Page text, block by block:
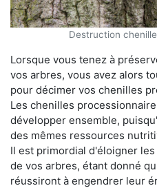
Destruction
Lorsque vous tenez à
vos arbres, vous avez alors
pour décimer vos chenilles
Les chenilles
développer ensemble,
des mêmes ressources
Il est primordial d'éloigner
de vos arbres, étant donné
réussiront à engendrer leur